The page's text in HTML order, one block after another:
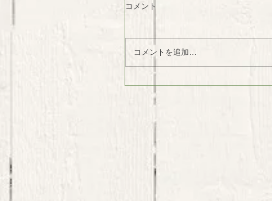
コメント
コメントを追加…